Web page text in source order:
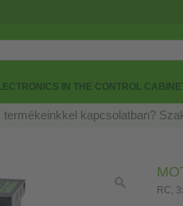
IN THE CONTROL
termékeinkkel kapcsolatban?
RC,